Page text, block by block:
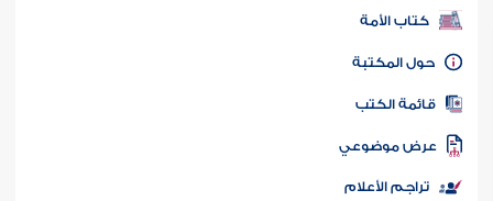
كتب PDF
كتاب الأمة
المكتبة
الكتب